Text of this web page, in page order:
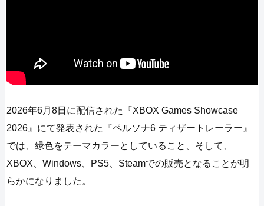
2026年6月8日に配信された『XBOX Games Showcase
2026』にて発表された『ペルソナ6 ティザートレーラー』
では、緑色をテーマカラーとしていること、そして、
XBOX、Windows、PS5、Steamでの販売となることが明
らかになりました。